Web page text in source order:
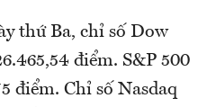
thứ Ba, chỉ số Dow
điểm. S&P 500
điểm. Chỉ số Nasdaq